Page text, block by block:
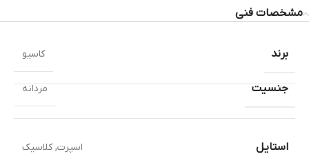
مشخصات فنی
جنسیت مردانه
استایل اسپرت,کلاسیک
برند کاسیو